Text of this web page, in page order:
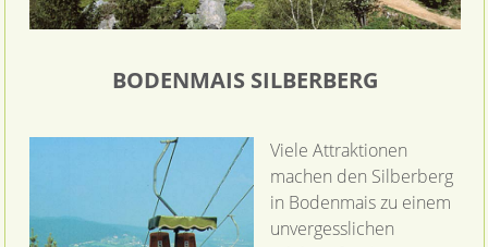
BODENMAIS SILBERBERG
Viele Attraktionen
machen den Silberberg
in Bodenmais zu einem
unvergesslichen